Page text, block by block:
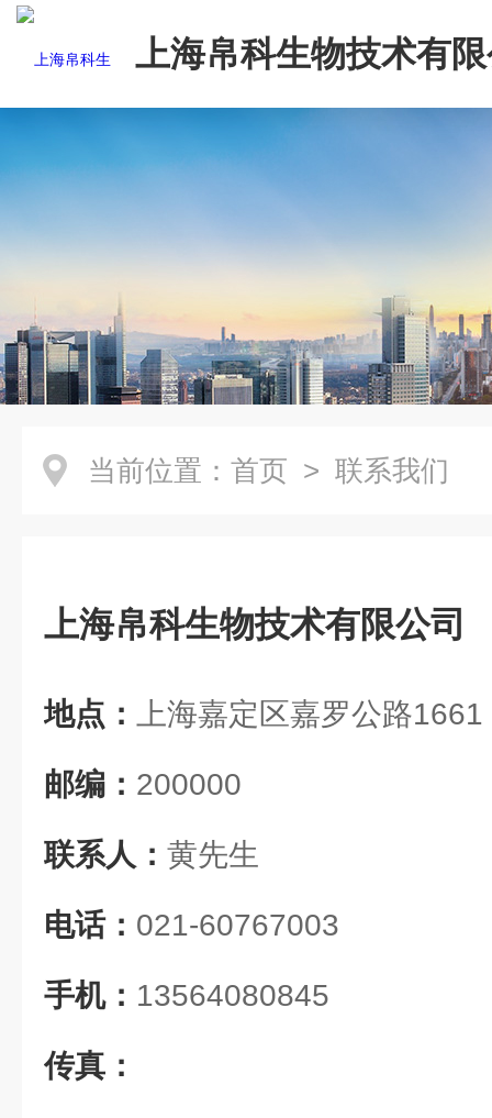
上海帛科生物技术有
当前位置： 首页 > 联系我们
上海帛科生物技术有限公司
地点： 上海嘉定区嘉罗公路
邮编： 200000
联系人： 黄先生
电话： 021-60767003
手机： 13564080845
传真：